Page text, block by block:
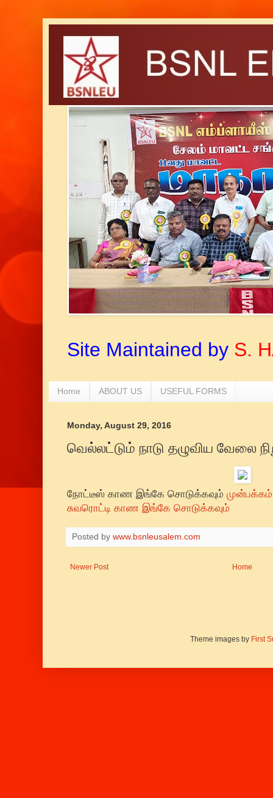
Site Maintained by S.
Home ABOUT US USEFUL FORMS
Monday, August 29, 2016
வெல்லட்டும் நாடு தழுவிய வேலை
நோட்டீஸ் காண இங்கே சொடுக்கவும் முன்பக்கம்
சுவரொட்டி காண இங்கே சொடுக்கவும்
Posted by www.bsnleusalem.com
Newer Post Home
Theme images by First